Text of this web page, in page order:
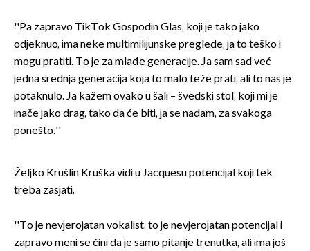
''Pa zapravo TikTok Gospodin Glas, koji je tako jako
odjeknuo, ima neke multimilijunske preglede, ja to teško i
mogu pratiti. To je za mlađe generacije. Ja sam sad već
jedna srednja generacija koja to malo teže prati, ali to nas je
potaknulo. Ja kažem ovako u šali – švedski stol, koji mi je
inače jako drag, tako da će biti, ja se nadam, za svakoga
ponešto.''
Željko Krušlin Kruška vidi u Jacquesu potencijal koji tek
treba zasjati.
''To je nevjerojatan vokalist, to je nevjerojatan potencijal i
zapravo meni se čini da je samo pitanje trenutka, ali ima još